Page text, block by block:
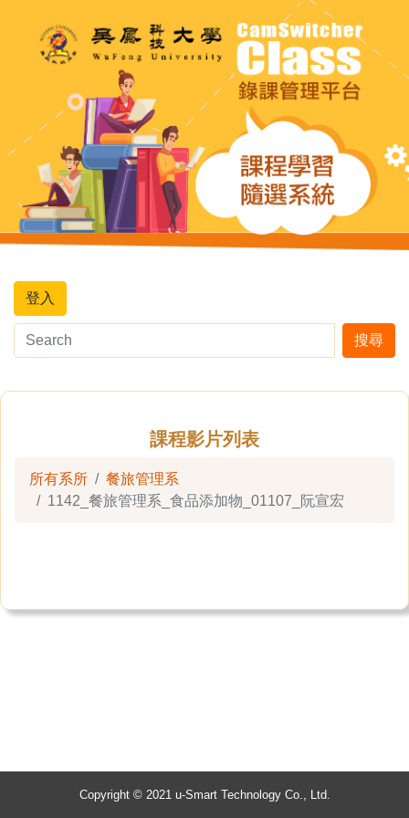
登入
搜尋
課程影片列表
所有系所
餐旅管理系
1142_餐旅管理系_食品添加物_01107_阮宣宏
Copyright © 2021 u-Smart Technology Co., Ltd.